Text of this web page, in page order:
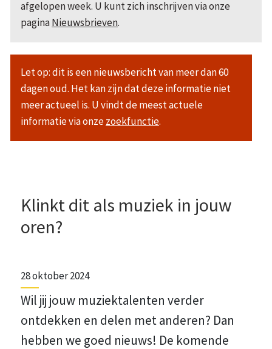
afgelopen week. U kunt zich inschrijven via onze
paginaNieuwsbrieven.
Let op: dit is een nieuwsbericht van meer dan 60
dagen oud. Het kan zijn dat deze informatie niet
meer actueel is. U vindt de meest actuele
informatie via onzezoekfunctie.
Klinkt dit als muziek in jouw
oren?
28 oktober 2024
Wil jij jouw muziektalenten verder
ontdekken en delen met anderen? Dan
hebben we goed nieuws! De komende